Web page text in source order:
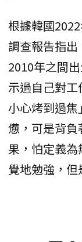
根據韓國
調查報告指
2010年之間
示過自己對
小心烤到過
憊，可是背
果，怕定義
覺地勉強，但